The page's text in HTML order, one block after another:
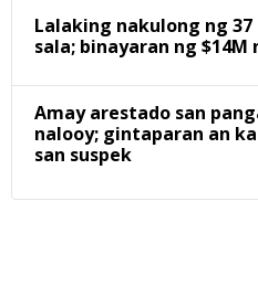
Lalaking nakulong ng
sala; binayaran ng
Amay arestado san
nalooy; gintaparan an
san suspek